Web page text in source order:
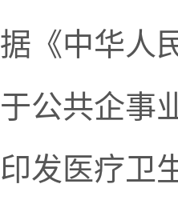
《中华人
公共企事
发医疗卫